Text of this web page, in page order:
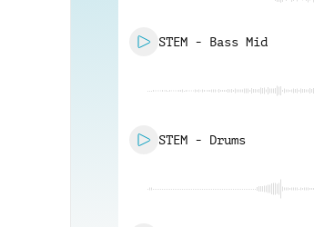
STEM - Bass Mid
STEM - Drums